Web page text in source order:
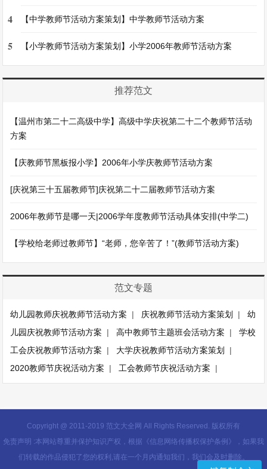
4 【中学教师节活动方案策划】中学教师节活动方案
5 【小学教师节活动方案策划】小学2006年教师节活动方案
推荐范文
【温州市第二十二高级中学】高级中学庆祝第二十二个教师节活动
方案
【庆教师节黑板报小学】2006年小学庆教师节活动方案
[庆祝第三十五届教师节]庆祝第二十二届教师节活动方案
2006年教师节是哪一天|2006学年度教师节活动具体安排(中学二)
【学校给老师过教师节】“老师，您辛苦了！”(教师节活动方案)
范文专题
幼儿园教师庆祝教师节活动方案 | 庆祝教师节活动方案策划 |幼
儿园庆祝教师节活动方案 |高中教师节主题班会活动方案 |学校
工会庆祝教师节活动方案 | 大学庆祝教师节活动方案策划
|
2020教师节庆祝活动方案 | 工会教师节庆祝活动方案 |
Copyright @ 2011-2019 范文大全网 All Rights Reserved. 版权所有
免责声明 :本网站尊重并保护知识产权，根据《信息网络传播权保护条例》，如果我
们转载的作品侵犯了您的权利,请在一个月内通知我们，我们会及时删除。